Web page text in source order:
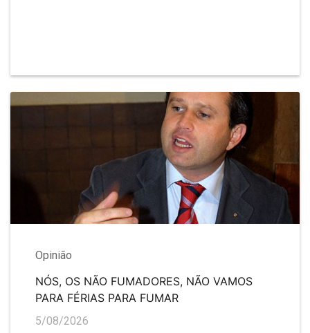
Opinião
NÓS, OS NÃO FUMADORES, NÃO VAMOS
PARA FÉRIAS PARA FUMAR
5/08/2026